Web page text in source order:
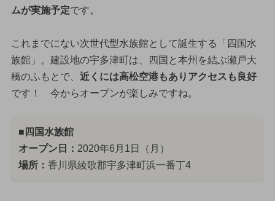
ムが実施予定です。
これまでにない次世代型水族館として誕生する「四国水
族館」。建設地の宇多津町は、四国と本州を結ぶ瀬戸大
橋のふもとで、 近くには高松空港もありアクセスも良好
です！ 今からオープンが楽しみですね。
■四国水族館
オープン日： 2020年6月1日（月）
場所： 香川県綾歌郡宇多津町浜一番丁4